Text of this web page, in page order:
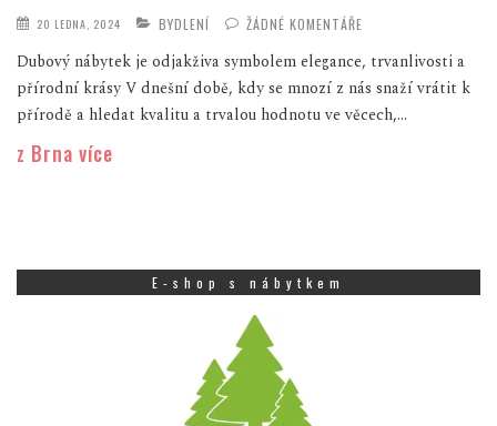
20 LEDNA, 2024 BYDLENÍ ŽÁDNÉ KOMENTÁŘE
Dubový nábytek je odjakživa symbolem elegance, trvanlivosti a
přírodní krásy V dnešní době, kdy se mnozí z nás snaží vrátit k
přírodě a hledat kvalitu a trvalou hodnotu ve věcech,...
z Brna více
E-shop s nábytkem